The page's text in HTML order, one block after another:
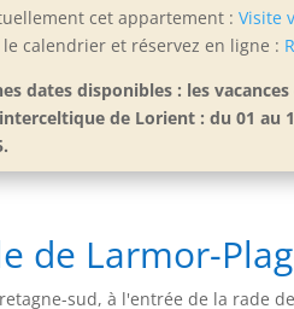
cet appartement :Visite
le calendrier et réservez en ligne :
dates disponibles : les
de Lorient : du 01 au
de Larmor-
sud, à l'entrée de la rade